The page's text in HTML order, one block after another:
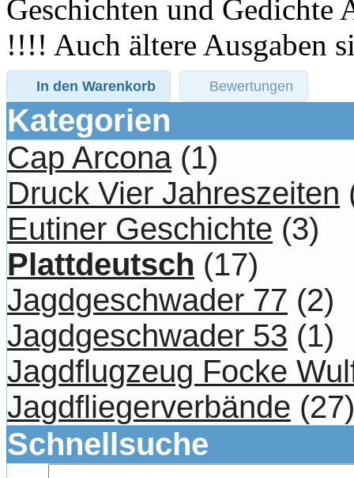
Geschichten und Gedichte
!!!! Auch ältere Ausgaben
In den Warenkorb Bewertungen
Kategorien
Cap Arcona(1)
Druck Vier Jahreszeiten
Eutiner Geschichte (3)
Plattdeutsch (17)
Jagdgeschwader 77 (2)
Jagdgeschwader 53 (1)
Jagdflugzeug Focke
Jagdfliegerverbände (27)
Schnellsuche